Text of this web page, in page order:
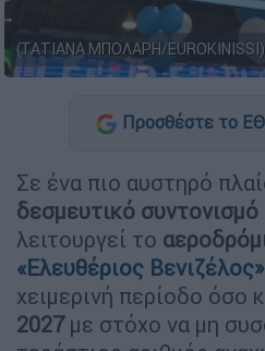
(ΤΑΤΙΑΝΑ ΜΠΟΛΑΡΗ/EUROKINISSI)
Προσθέστε το
Σε ένα πιο αυστηρό
δεσμευτικό
λειτουργεί το
«Ελευθέριος Βενιζέλος»
χειμερινή περίοδο όσο
2027με στόχο να μη